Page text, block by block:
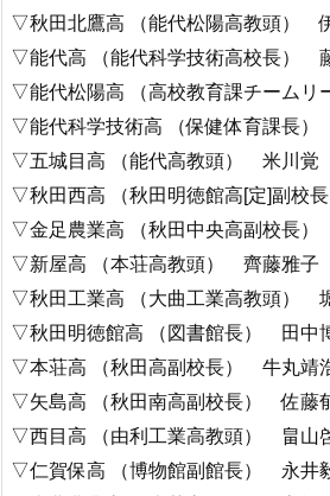
▽秋田北鷹高 （能代松陽高教頭）
▽能代高 （能代科学技術高校長）
▽能代松陽高 （高校教育課チーム
▽能代科学技術高 （保健体育課長
▽五城目高 （能代高教頭） 米川覚
▽秋田西高 （秋田明徳館高[定]副校
▽金足農業高 （秋田中央高副校長
▽新屋高 （本荘高教頭） 齊藤雅子
▽秋田工業高 （大曲工業高教頭）
▽秋田明徳館高 （図書館長） 田中
▽本荘高 （秋田高副校長） 牛丸靖
▽矢島高 （秋田南高副校長） 佐藤
▽西目高 （由利工業高教頭） 畠山
▽仁賀保高 （博物館副館長） 永井